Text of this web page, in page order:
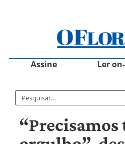
Assine Ler
“Precisamos